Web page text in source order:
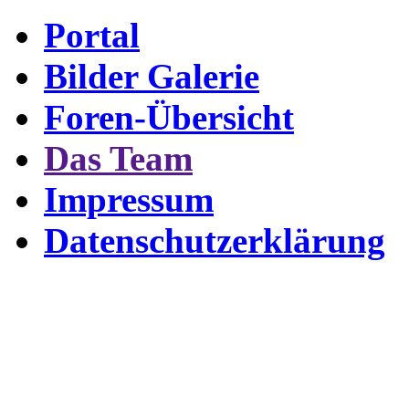
Portal
Bilder Galerie
Foren-Übersicht
Das Team
Impressum
Datenschutzerklärung